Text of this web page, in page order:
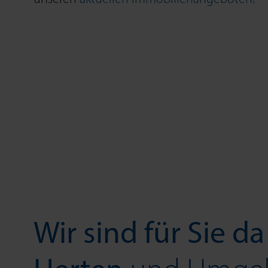
Wir sind für Sie